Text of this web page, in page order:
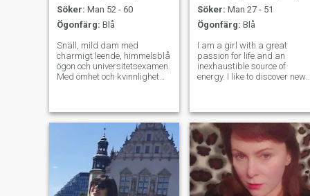
Söker: Man 52 - 60
Ögonfärg: Blå
Snäll, mild dam med
charmigt leende, himmelsblå
ögon och universitetsexamen.
Med ömhet och kvinnlighet
skulle jag hålla upp
samtalet på lakonisk
engelska, jag också
fängslades med makt och
uttryck av tyska. Ni spelar
passionerat tennis och slår
den motståndskraftiga
bollen med det graciösa
Söker: Man 27 - 51
Ögonfärg: Blå
I am a girl with a great
passion for life and an
inexhaustible source of
energy. I like to discover new
the details and appreciate
every moment. I believe in
myself and